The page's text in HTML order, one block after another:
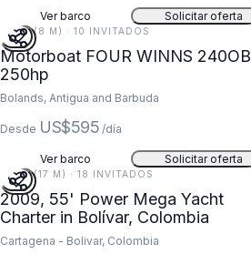
Ver barco Solicitar oferta
25 FT (8 M) · 10 INVITADOS
Motorboat FOUR WINNS 240OB
250hp
Bolands, Antigua and Barbuda
Desde US$595 /día
Ver barco Solicitar oferta
55 FT (17 M) · 18 INVITADOS
2009, 55' Power Mega Yacht
Charter in Bolívar, Colombia
Cartagena - Bolivar, Colombia